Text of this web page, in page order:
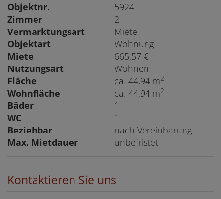
Objektnr.
5924
Zimmer
2
Vermarktungsart
Miete
Objektart
Wohnung
Miete
665,57 €
Nutzungsart
Wohnen
Fläche
ca. 44,94 m2
Wohnfläche ca. 44,94 m2
Bäder
1
WC
1
Beziehbar
nach Vereinbarung
Max. Mietdauer
unbefristet
Kontaktieren Sie uns